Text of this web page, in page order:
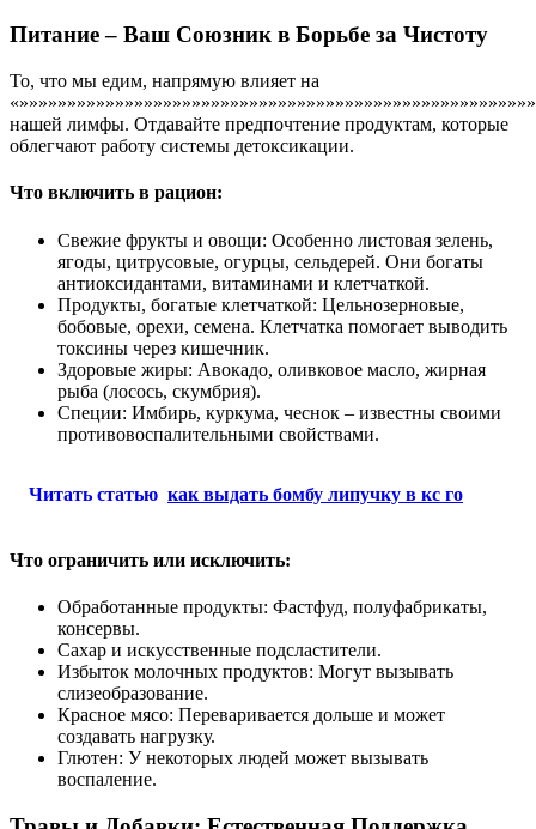
Питание – Ваш Союзник в Борьбе за Чистоту
То, что мы едим, напрямую влияет на
нашей лимфы. Отдавайте предпочтение продуктам, которые
облегчают работу системы детоксикации.
Что включить в рацион:
Свежие фрукты и овощи: Особенно листовая зелень,
ягоды, цитрусовые, огурцы, сельдерей. Они богаты
антиоксидантами, витаминами и клетчаткой.
Продукты, богатые клетчаткой: Цельнозерновые,
бобовые, орехи, семена. Клетчатка помогает выводить
токсины через кишечник.
Здоровые жиры: Авокадо, оливковое масло, жирная
рыба (лосось, скумбрия).
Специи: Имбирь, куркума, чеснок – известны своими
противовоспалительными свойствами.
Читать статью как выдать бомбу липучку в кс го
Что ограничить или исключить:
Обработанные продукты: Фастфуд, полуфабрикаты,
консервы.
Сахар и искусственные подсластители.
Избыток молочных продуктов: Могут вызывать
слизеобразование.
Красное мясо: Переваривается дольше и может
создавать нагрузку.
Глютен: У некоторых людей может вызывать
воспаление.